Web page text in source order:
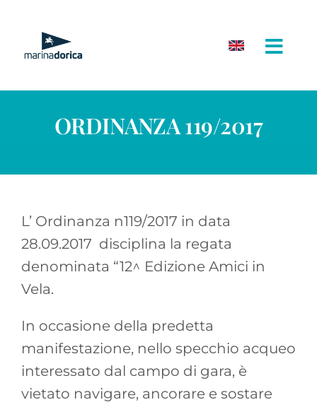
contenuto
ORDINANZA 119/2017
L’ Ordinanza n119/2017 in data
28.09.2017 disciplina la regata
denominata “12^ Edizione Amici in
Vela.
In occasione della predetta
manifestazione, nello specchio acqueo
interessato dal campo di gara, è
vietato navigare, ancorare e sostare